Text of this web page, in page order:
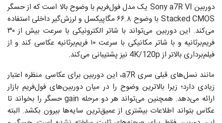
دوربین Sony a7R VI یک مدل فول‌فریم با وضوح بالا است که از حسگر
Stacked CMOS با وضوح ۶۶.۸ مگاپیکسل و لرزش‌گیر داخلی استفاده
می‌کند. این دوربین می‌تواند با شاتر الکترونیکی با سرعت بیش از ۳۰
فریم‌برثانیه و با شاتر مکانیکی با سرعت ۱۰ فریم‌برثانیه عکاسی کند و از
فیلم‌برداری بالاتر از 4K/120p نیز پشتیبانی می‌کند.
مانند نسل‌های قبلی سری a7R، این دوربین برای عکاسی منظره اعتبار
زیادی دارد؛ زیرا بالاترین وضوح را در میان دوربین‌های فول‌فریم بازار
ارائه می‌دهد. همچنین می‌تواند هر دو مرحله gain حسگر را بخواند تا
عکاس بتواند اطلاعات بیشتری از عمیق‌ترین سایه‌ها بیرون بکشد. البته